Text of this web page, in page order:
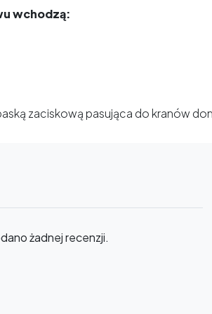
wchodzą:
zaciskową pasująca do kranów
żadnej recenzji.